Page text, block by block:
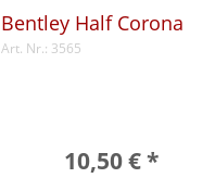
Bentley Half Corona
Art. Nr.: 3565
10,50 € *